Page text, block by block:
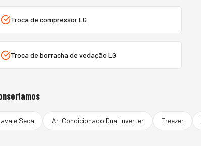
Troca de compressor LG
Troca de borracha de vedação LG
e Seca Ar-Condicionado Dual Inverter Freezer